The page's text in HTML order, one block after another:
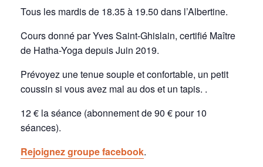
Tous les mardis de 18.35 à 19.50 dans l’Albertine.
Cours donné par Yves Saint-Ghislain, certifié Maître
de Hatha-Yoga depuis Juin 2019.
Prévoyez une tenue souple et confortable, un petit
coussin si vous avez mal au dos et un tapis. .
12 € la séance (abonnement de 90 € pour 10
séances).
Rejoignez groupe facebook.